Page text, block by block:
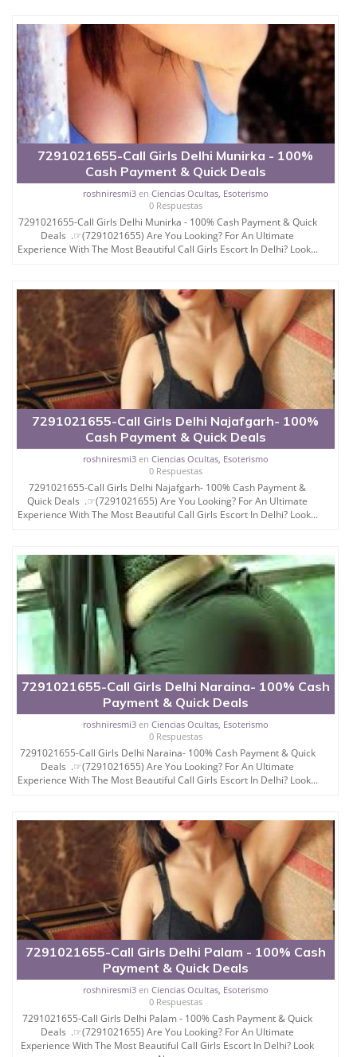
7291021655-Call Girls Delhi Munirka - 100%
Cash Payment & Quick Deals
roshniresmi3en Ciencias Ocultas, Esoterismo
0 Respuestas
7291021655-Call Girls Delhi Munirka - 100% Cash Payment & Quick
Deals .☞(7291021655) Are You Looking? For An Ultimate
Experience With The Most Beautiful Call Girls Escort In Delhi? Look...
7291021655-Call Girls Delhi Najafgarh- 100%
Cash Payment & Quick Deals
roshniresmi3en Ciencias Ocultas, Esoterismo
0 Respuestas
7291021655-Call Girls Delhi Najafgarh- 100% Cash Payment &
Quick Deals .☞(7291021655) Are You Looking? For An Ultimate
Experience With The Most Beautiful Call Girls Escort In Delhi? Look...
7291021655-Call Girls Delhi Naraina- 100% Cash
Payment & Quick Deals
roshniresmi3en Ciencias Ocultas, Esoterismo
0 Respuestas
7291021655-Call Girls Delhi Naraina- 100% Cash Payment & Quick
Deals .☞(7291021655) Are You Looking? For An Ultimate
Experience With The Most Beautiful Call Girls Escort In Delhi? Look...
7291021655-Call Girls Delhi Palam - 100% Cash
Payment & Quick Deals
roshniresmi3en Ciencias Ocultas, Esoterismo
0 Respuestas
7291021655-Call Girls Delhi Palam - 100% Cash Payment & Quick
Deals .☞(7291021655) Are You Looking? For An Ultimate
Experience With The Most Beautiful Call Girls Escort In Delhi? Look